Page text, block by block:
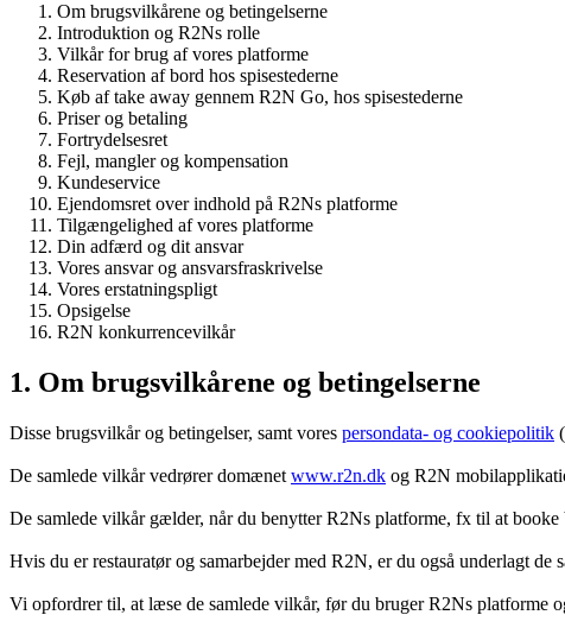
Om brugsvilkårene og betingelserne
Introduktion og R2Ns rolle
Vilkår for brug af vores platforme
Reservation af bord hos spisestederne
Køb af take away gennem R2N Go, hos spisestederne
Priser og betaling
Fortrydelsesret
Fejl, mangler og kompensation
Kundeservice
Ejendomsret over indhold på R2Ns platforme
Tilgængelighed af vores platforme
Din adfærd og dit ansvar
Vores ansvar og ansvarsfraskrivelse
Vores erstatningspligt
Opsigelse
R2N konkurrencevilkår
1. Om brugsvilkårene og betingelserne
Disse brugsvilkår og betingelser, samt vores persondata- og cookiepolitik
De samlede vilkår vedrører domænet www.r2n.dk og R2N
De samlede vilkår gælder, når du benytter R2Ns platforme, fx til at
Hvis du er restauratør og samarbejder med R2N, er du også underlagt
Vi opfordrer til, at læse de samlede vilkår, før du bruger R2Ns platforme